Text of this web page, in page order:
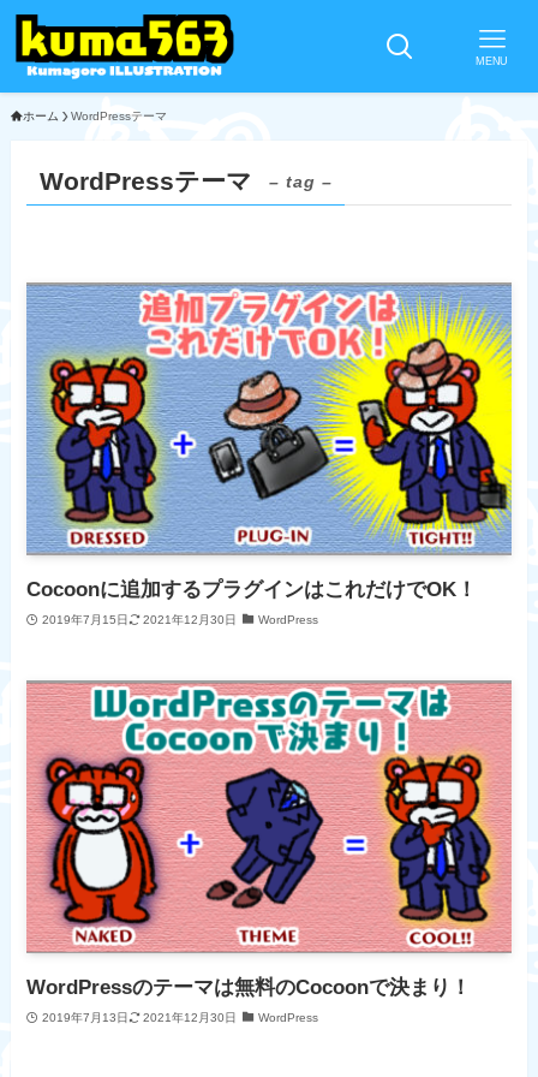
MENU
ホーム WordPressテーマ
WordPressテーマ – tag –
Cocoonに追加するプラグインはこれだけでOK！
2019年7月15日 2021年12月30日 WordPress
WordPressのテーマは無料のCocoonで決まり！
2019年7月13日 2021年12月30日 WordPress